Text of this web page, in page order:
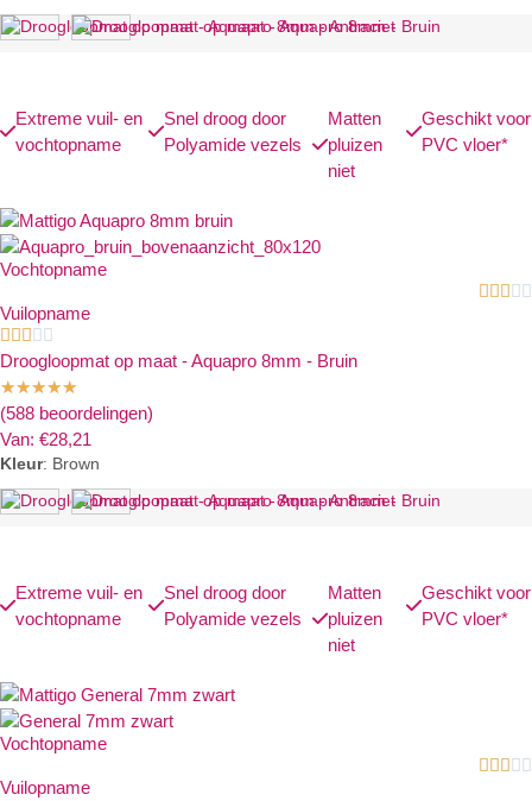
Extreme vuil- en
vochtopname
Snel droog door
Polyamide vezels
Matten
pluizen
niet
Geschikt voor
PVC vloer*
Vochtopname
    
Vuilopname
    
Droogloopmat op maat - Aquapro 8mm - Bruin
★★★★★
(588 beoordelingen)
Van: €28,21
Kleur: Brown
Extreme vuil- en
vochtopname
Snel droog door
Polyamide vezels
Matten
pluizen
niet
Geschikt voor
PVC vloer*
Vochtopname
    
Vuilopname